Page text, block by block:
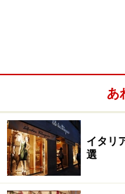
として「神の食べ物
ン王およびナポリ・
に献上したのが1528
ピを開発し、特別な
されるようになりまし
あ
イタリ
選